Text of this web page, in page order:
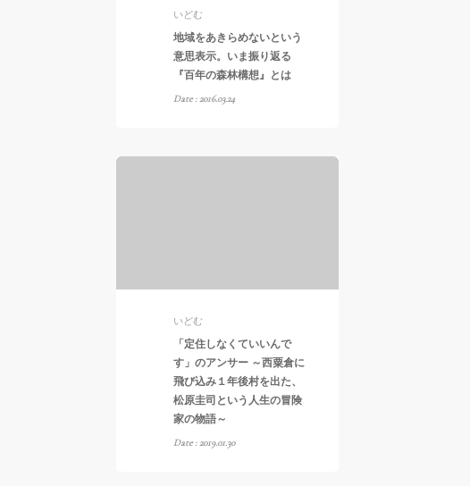
いどむ
地域をあきらめないという
意思表示。いま振り返る
『百年の森林構想』とは
Date : 2016.03.24
いどむ
「定住しなくていいんで
す」のアンサー ～西粟倉に
飛び込み１年後村を出た、
松原圭司という人生の冒険
家の物語～
Date : 2019.01.30